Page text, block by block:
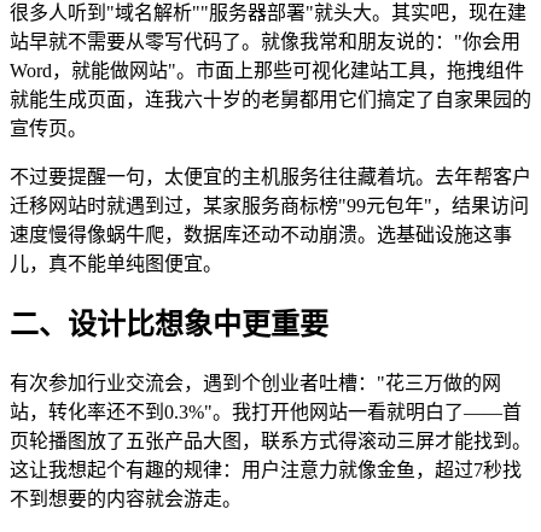
很多人听到"域名解析""服务器部署"就头大。其实吧，现在建
站早就不需要从零写代码了。就像我常和朋友说的："你会用
Word，就能做网站"。市面上那些可视化建站工具，拖拽组件
就能生成页面，连我六十岁的老舅都用它们搞定了自家果园的
宣传页。
不过要提醒一句，太便宜的主机服务往往藏着坑。去年帮客户
迁移网站时就遇到过，某家服务商标榜"99元包年"，结果访问
速度慢得像蜗牛爬，数据库还动不动崩溃。选基础设施这事
儿，真不能单纯图便宜。
二、设计比想象中更重要
有次参加行业交流会，遇到个创业者吐槽："花三万做的网
站，转化率还不到0.3%"。我打开他网站一看就明白了——首
页轮播图放了五张产品大图，联系方式得滚动三屏才能找到。
这让我想起个有趣的规律：用户注意力就像金鱼，超过7秒找
不到想要的内容就会游走。